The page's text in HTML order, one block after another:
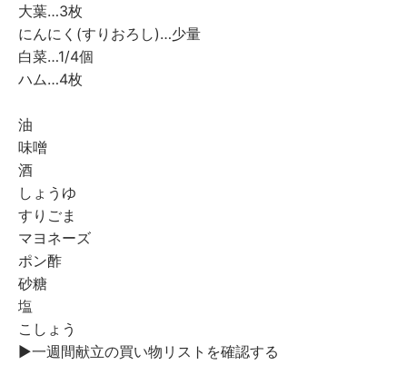
大葉…3枚
にんにく(すりおろし)…少量
白菜…1/4個
ハム…4枚
油
味噌
酒
しょうゆ
すりごま
マヨネーズ
ポン酢
砂糖
塩
こしょう
▶︎一週間献立の買い物リストを確認する